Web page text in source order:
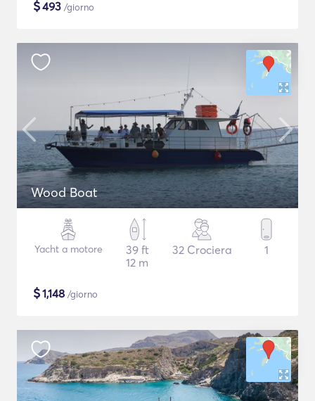
$493 /giorno
Wood Boat
Yacht a motore
39 ft
12 m
32 Crociera 1
$1,148 /giorno